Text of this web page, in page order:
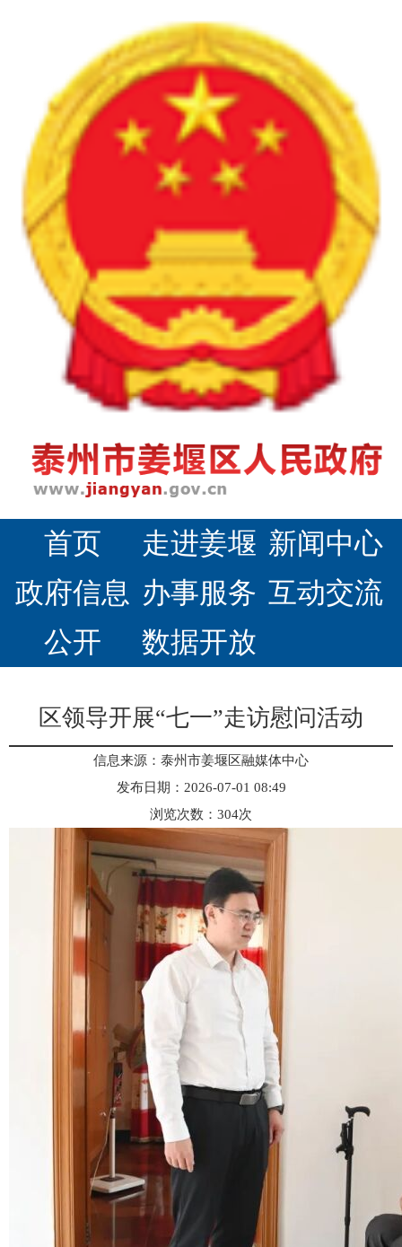
首页 走进姜堰 新闻中心
政府信息
公开
办事服务 互动交流
数据开放
区领导开展“七一”走访慰问活动
信息来源：泰州市姜堰区融媒体中心
发布日期：2026-07-01 08:49
浏览次数： 304次